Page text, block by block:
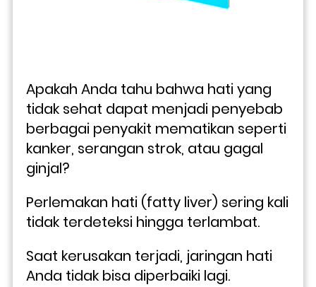
Apakah Anda tahu bahwa hati yang
tidak sehat dapat menjadi penyebab
berbagai penyakit mematikan seperti
kanker, serangan strok, atau gagal
ginjal?
Perlemakan hati (fatty liver) sering kali
tidak terdeteksi hingga terlambat.
Saat kerusakan terjadi, jaringan hati
Anda tidak bisa diperbaiki lagi.